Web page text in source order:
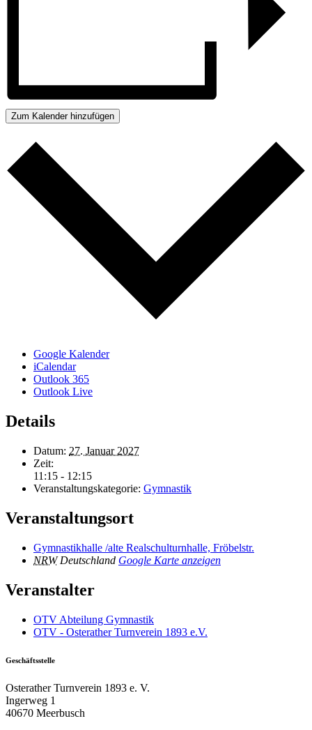
Zum Kalender hinzufügen
Google Kalender
iCalendar
Outlook 365
Outlook Live
Details
Datum: 27. Januar 2027
Zeit:
11:15 - 12:15
Veranstaltungskategorie: Gymnastik
Veranstaltungsort
Gymnastikhalle /alte Realschulturnhalle, Fröbelstr.
NRW Deutschland Google Karte anzeigen
Veranstalter
OTV Abteilung Gymnastik
OTV - Osterather Turnverein 1893 e.V.
Geschäftsstelle
Osterather Turnverein 1893 e. V.
Ingerweg 1
40670 Meerbusch